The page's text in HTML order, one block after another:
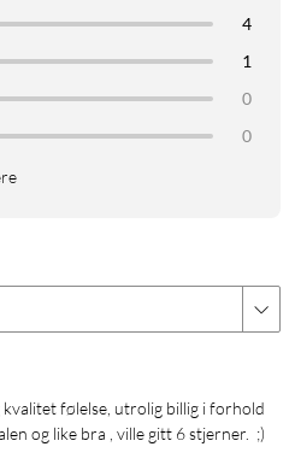
4
1
0
0
og like bra , ville gitt 6 stjerner.  ;)